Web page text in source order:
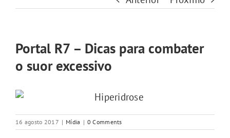
Portal R7 – Dicas para combater
o suor excessivo
16 agosto 2017 | Mídia | 0 Comments